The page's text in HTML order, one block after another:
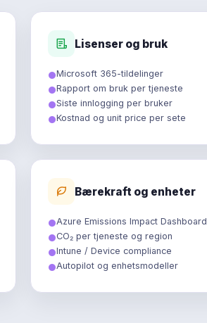
Lisenser og bruk
Microsoft 365-tildelinger
Rapport om bruk per tjeneste
Siste innlogging per bruker
Kostnad og unit price per sete
Bærekraft og enheter
Azure Emissions Impact Dashboard
CO₂ per tjeneste og region
Intune / Device compliance
Autopilot og enhetsmodeller